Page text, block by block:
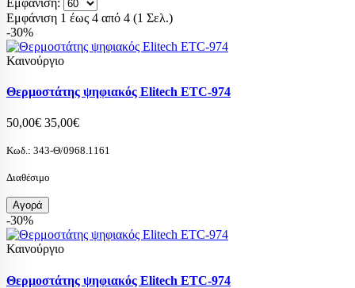
Εμφάνιση 1 έως 4 από 4 (1 Σελ.)
-30%
Καινούργιο
Θερμοστάτης ψηφιακός Elitech ETC-974
50,00€ 35,00€
Κωδ.: 343-Θ/0968.1161
Διαθέσιμο
Αγορά
-30%
Καινούργιο
Θερμοστάτης ψηφιακός Elitech ETC-974